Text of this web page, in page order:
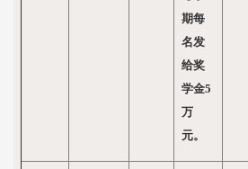
期每
名发
给奖
学金5
万
元。